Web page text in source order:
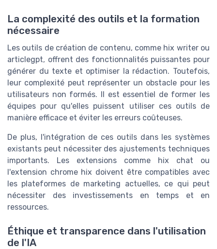
La complexité des outils et la formation
nécessaire
Les outils de création de contenu, comme hix writer ou
articlegpt, offrent des fonctionnalités puissantes pour
générer du texte et optimiser la rédaction. Toutefois,
leur complexité peut représenter un obstacle pour les
utilisateurs non formés. Il est essentiel de former les
équipes pour qu'elles puissent utiliser ces outils de
manière efficace et éviter les erreurs coûteuses.
De plus, l'intégration de ces outils dans les systèmes
existants peut nécessiter des ajustements techniques
importants. Les extensions comme hix chat ou
l'extension chrome hix doivent être compatibles avec
les plateformes de marketing actuelles, ce qui peut
nécessiter des investissements en temps et en
ressources.
Éthique et transparence dans l'utilisation
de l'IA